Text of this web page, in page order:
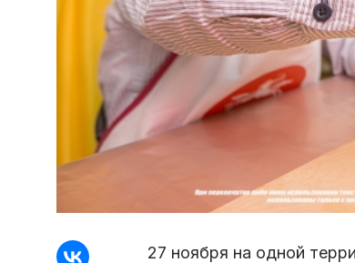
27 ноября на одной